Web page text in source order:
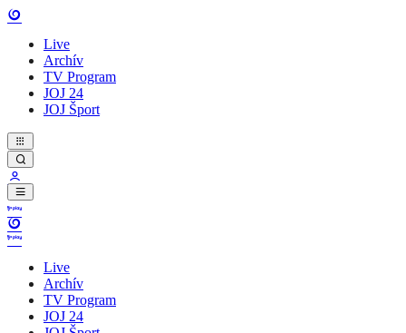
Live
Archív
TV Program
JOJ 24
JOJ Šport
Live
Archív
TV Program
JOJ 24